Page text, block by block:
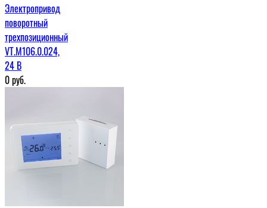
Электропривод
поворотный
трехпозиционный
VT.M106.0.024,
24 В
0руб.